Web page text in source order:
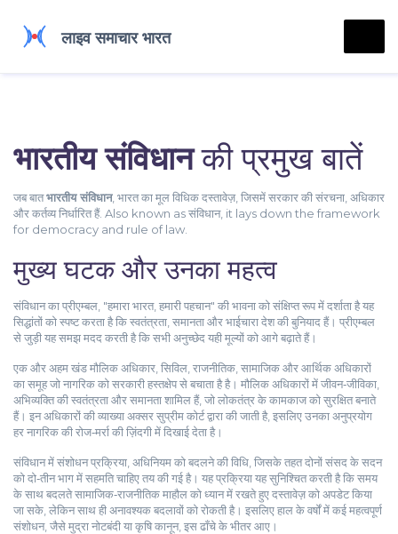
भारतीय संविधानकी प्रमुख बातें
जब बातभारतीय संविधान, भारत का मूल विधिक दस्तावेज़, जिसमें सरकार की संरचना, अधिकार
और कर्तव्य निर्धारित हैं. Also known asसंविधान, it lays down the framework
for democracy and rule of law.
मुख्य घटक और उनका महत्व
संविधान काप्रीएम्बल "हमारा भारत, हमारी पहचान" की भावना को संक्षिप्त रूप में दर्शाता हैयह
सिद्धांतों को स्पष्ट करता है कि स्वतंत्रता, समानता और भाईचारा देश की बुनियाद हैं। प्रीएम्बल
से जुड़ी यह समझ मदद करती है कि सभी अनुच्छेद यही मूल्यों को आगे बढ़ाते हैं।
एक और अहम खंडमौलिक अधिकार सिविल, राजनीतिक, सामाजिक और आर्थिक अधिकारों
का समूह जो नागरिक को सरकारी हस्तक्षेप से बचाता हैहै। मौलिक अधिकारों में जीवन‑जीविका,
अभिव्यक्ति की स्वतंत्रता और समानता शामिल हैं, जो लोकतंत्र के कामकाज को सुरक्षित बनाते
हैं। इन अधिकारों की व्याख्या अक्सर सुप्रीम कोर्ट द्वारा की जाती है, इसलिए उनका अनुप्रयोग
हर नागरिक की रोज‑मर्रा की ज़िंदगी में दिखाई देता है।
संविधान मेंसंशोधन प्रक्रिया अधिनियम को बदलने की विधि, जिसके तहत दोनों संसद के सदन
को दो‑तीन भाग में सहमति चाहिएतय की गई है। यह प्रक्रिया यह सुनिश्चित करती है कि समय
के साथ बदलते सामाजिक‑राजनीतिक माहौल को ध्यान में रखते हुए दस्तावेज़ को अपडेट किया
जा सके, लेकिन साथ ही अनावश्यक बदलावों को रोकती है। इसलिए हाल के वर्षों में कई महत्वपूर्ण
संशोधन, जैसे मुद्रा नोटबंदी या कृषि कानून, इस ढाँचे के भीतर आए।